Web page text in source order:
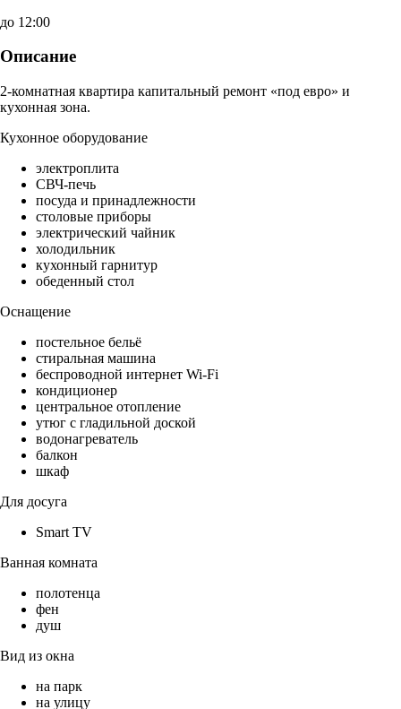
до 12:00
Описание
2-комнатная квартира капитальный ремонт «под евро» и
кухонная зона.
Кухонное оборудование
электроплита
СВЧ-печь
посуда и принадлежности
столовые приборы
электрический чайник
холодильник
кухонный гарнитур
обеденный стол
Оснащение
постельное бельё
стиральная машина
беспроводной интернет Wi-Fi
кондиционер
центральное отопление
утюг с гладильной доской
водонагреватель
балкон
шкаф
Для досуга
Smart TV
Ванная комната
полотенца
фен
душ
Вид из окна
на парк
на улицу